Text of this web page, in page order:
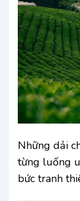
Những dải
từng luống
bức tranh